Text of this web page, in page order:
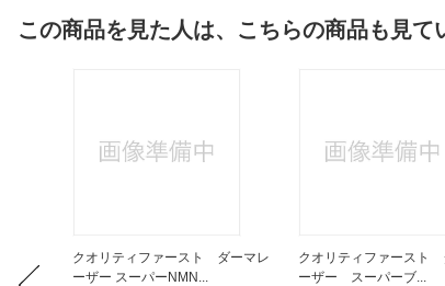
この商品を見た人は、こちらの商品も見て
クオリティファースト ダーマレ
ーザー スーパーNMN...
クオリティファースト
ーザー スーパーブ...